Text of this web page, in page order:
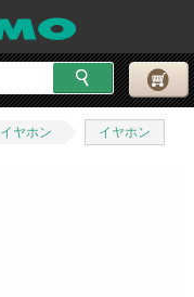
イヤホン イヤホン